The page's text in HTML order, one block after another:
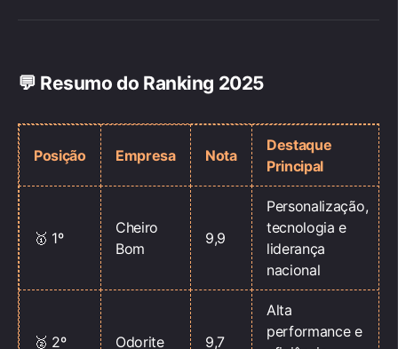
💬 Resumo do Ranking 2025
Posição Empresa Nota
Destaque
Principal
🥇 1º
Cheiro
Bom
9,9
Personalização,
tecnologia e
liderança
nacional
🥈 2º Odorite 9,7
Alta
performance e